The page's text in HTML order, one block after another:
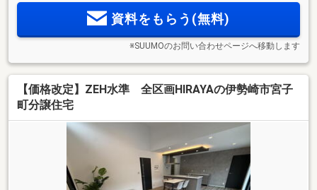
資料をもらう(無料)
※SUUMOのお問い合わせページへ移動します
【価格改定】ZEH水準 全区画HIRAYAの伊勢崎市宮子
町分譲住宅